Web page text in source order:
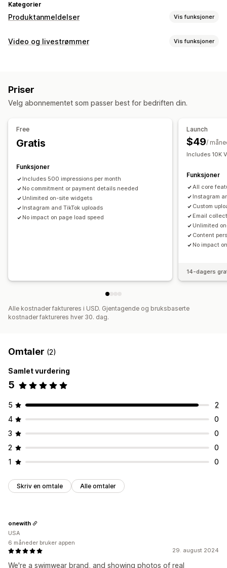
Kategorier
Produktanmeldelser Vis funksjoner
Visningsalternativer
Måter å innhente omtaler på
Brukergenerert innhold i sosiale medier
QR-koder
Video og livestrømmer Vis funksjoner
Priser
Velg abonnementet som passer best for bedriften din.
Free
Gratis
Funksjoner
Includes 500 impressions per month
No commitment or payment details needed
Unlimited on-site widgets
Instagram and TikTok uploads
No impact on page load speed
Launch
$49/
Includes 10K
Funksjoner
All core
Instagram
Custom
Email
Unlimited
Content
No impact
14-dagers
Alle kostnader faktureres i USD. Gjentagende og bruksbaserte
kostnader faktureres hver 30. dag.
Omtaler (2)
Samlet vurdering
5
5
2
4
0
3
0
2
0
1
0
Skriv en omtale Alle omtaler
29. august 2024
We're a swimwear brand, and showing photos of real
onewith
USA
6 måneder bruker appen